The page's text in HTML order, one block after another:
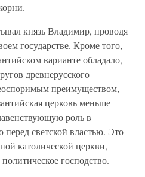
князь Владимир, проводя
государстве. Кроме того,
варианте обладало,
древнерусского
преимуществом,
церковь меньше
роль в
перед светской властью. Это
католической церкви,
господство.